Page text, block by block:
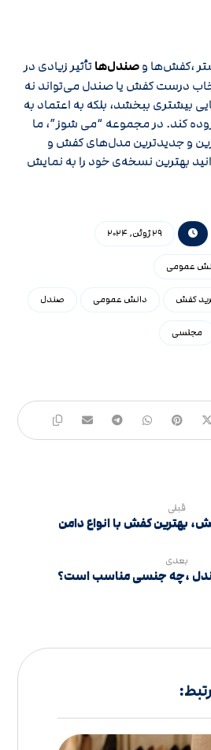
،کفش‌ها وصندل‌هاتأثیر زیادی در
درست کفش یا صندل می‌تواند نه
بیشتری ببخشد، بلکه به اعتماد به
کند. در مجموعه “می شوز”، ما
و جدیدترین مدل‌های کفش و
بهترین نسخه‌ی خود را به نمایش
29 ژوئن, 2024
عمومی
کفش دانش عمومی صندل
مجلسی
قبلی
بهترین کفش با انواع دامن
بعدی
،چه جنسی مناسب است؟